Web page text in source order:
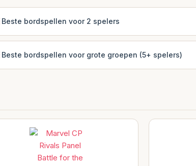
Beste bordspellen voor 2 spelers
Beste bordspellen voor grote groepen (5+ spelers)